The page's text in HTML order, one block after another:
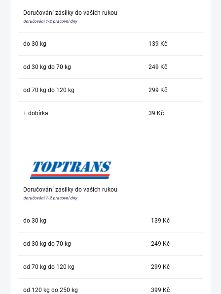
Doručování zásilky do vašich rukou
doručování 1-2 pracovní dny
do 30 kg 139 Kč
od 30 kg do 70 kg 249 Kč
od 70 kg do 120 kg 299 Kč
+ dobírka 39 Kč
Doručování zásilky do vašich rukou
doručování 1-2 pracovní dny
do 30 kg 139 Kč
od 30 kg do 70 kg 249 Kč
od 70 kg do 120 kg 299 Kč
od 120 kg do 250 kg 399 Kč